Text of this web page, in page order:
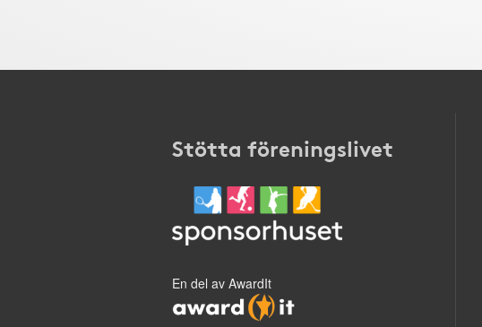
Stötta föreningslivet
En del av AwardIt